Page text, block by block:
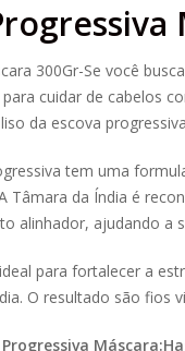
300Gr-Se você
cuidar de cabelos
da escova
tem uma
Tâmara da Índia é
alinhador, ajudando a
para fortalecer a
O resultado são
Progressiva